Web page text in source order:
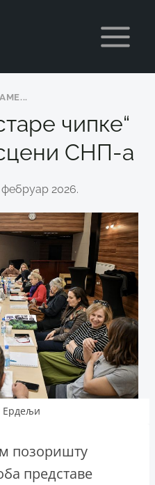
чипке“
СНП-а
2026.
позоришту
представе